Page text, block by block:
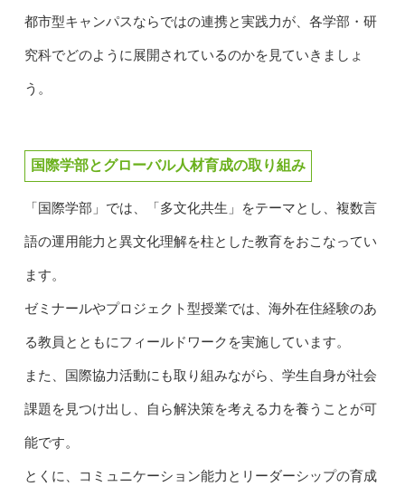
都市型キャンパスならではの連携と実践力が、各学部・研
究科でどのように展開されているのかを見ていきましょ
う。
国際学部とグローバル人材育成の取り組み
「国際学部」では、「多文化共生」をテーマとし、複数言
語の運用能力と異文化理解を柱とした教育をおこなってい
ます。
ゼミナールやプロジェクト型授業では、海外在住経験のあ
る教員とともにフィールドワークを実施しています。
また、国際協力活動にも取り組みながら、学生自身が社会
課題を見つけ出し、自ら解決策を考える力を養うことが可
能です。
とくに、コミュニケーション能力とリーダーシップの育成